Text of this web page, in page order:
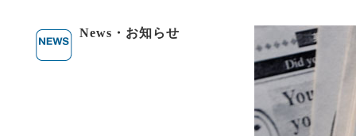
News・お知らせ